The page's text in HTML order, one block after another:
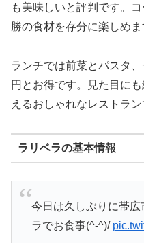
も美味しいと評判です。
勝の食材を存分に楽しめま
ランチでは前菜とパスタ
円とお得です。見た目に
えるおしゃれなレストラン
ラリベラの基本情報
今日は久しぶりに帯
ラでお食事(^-^)/